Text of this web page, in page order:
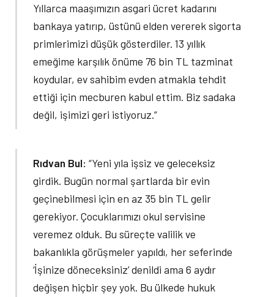
Yıllarca maaşımızın asgari ücret kadarını
bankaya yatırıp, üstünü elden vererek sigorta
primlerimizi düşük gösterdiler. 13 yıllık
emeğime karşılık önüme 76 bin TL tazminat
koydular, ev sahibim evden atmakla tehdit
ettiği için mecburen kabul ettim. Biz sadaka
değil, işimizi geri istiyoruz.”
Rıdvan Bul: “Yeni yıla işsiz ve geleceksiz
girdik. Bugün normal şartlarda bir evin
geçinebilmesi için en az 35 bin TL gelir
gerekiyor. Çocuklarımızı okul servisine
veremez olduk. Bu süreçte valilik ve
bakanlıkla görüşmeler yapıldı, her seferinde
‘İşinize döneceksiniz’ denildi ama 6 aydır
değişen hiçbir şey yok. Bu ülkede hukuk